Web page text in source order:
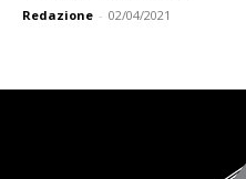
Redazione - 02/04/2021